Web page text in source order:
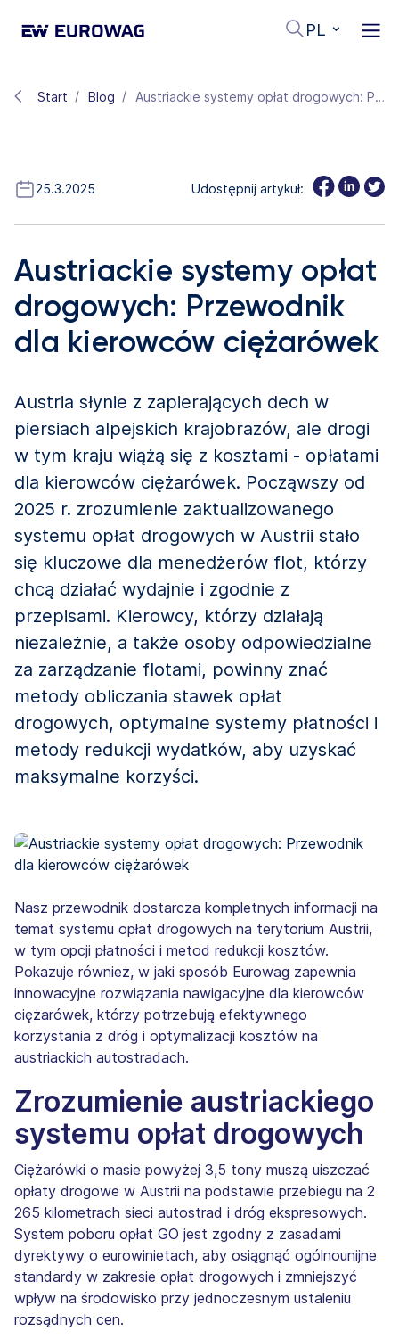
PL
Start Blog Austriackie systemy opłat drogowych: Przewodnik dla kierowców ciężarówek
25.3.2025 Udostępnij artykuł:
Austriackie systemy opłat
drogowych: Przewodnik
dla kierowców ciężarówek
Austria słynie z zapierających dech w
piersiach alpejskich krajobrazów, ale drogi
w tym kraju wiążą się z kosztami - opłatami
dla kierowców ciężarówek. Począwszy od
2025 r. zrozumienie zaktualizowanego
systemu opłat drogowych w Austrii stało
się kluczowe dla menedżerów flot, którzy
chcą działać wydajnie i zgodnie z
przepisami. Kierowcy, którzy działają
niezależnie, a także osoby odpowiedzialne
za zarządzanie flotami, powinny znać
metody obliczania stawek opłat
drogowych, optymalne systemy płatności i
metody redukcji wydatków, aby uzyskać
maksymalne korzyści.
Nasz przewodnik dostarcza kompletnych informacji na
temat systemu opłat drogowych na terytorium Austrii,
w tym opcji płatności i metod redukcji kosztów.
Pokazuje również, w jaki sposób Eurowag zapewnia
innowacyjne rozwiązania nawigacyjne dla kierowców
ciężarówek, którzy potrzebują efektywnego
korzystania z dróg i optymalizacji kosztów na
austriackich autostradach.
Zrozumienie austriackiego
systemu opłat drogowych
Ciężarówki o masie powyżej 3,5 tony muszą uiszczać
opłaty drogowe w Austrii na podstawie przebiegu na 2
265 kilometrach sieci autostrad i dróg ekspresowych.
System poboru opłat GO jest zgodny z zasadami
dyrektywy o eurowinietach, aby osiągnąć ogólnounijne
standardy w zakresie opłat drogowych i zmniejszyć
wpływ na środowisko przy jednoczesnym ustaleniu
rozsądnych cen.